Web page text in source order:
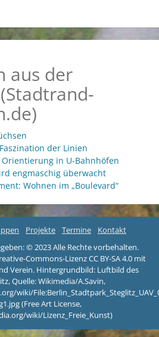
aus der
der Linien
in U-Bahnhöfen
engmaschig überwacht
Wohnen im „Boulevard“
Projekte Termine
Kontakt
© 2023 Alle Rechte vorbehalten.
Commons-Lizenz CC BY-SA 4.0 mit
Verein. Hintergrundbild: Luftbild des
Quelle: Wikimedia/A.Savin,
wiki/
(Free Art License,
wiki/Lizenz_Freie_Kunst)